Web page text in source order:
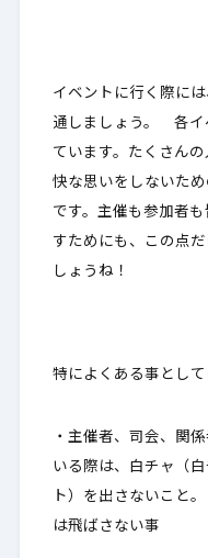
イベントに行く際に
通しましょう。 各イ
ています 。たくさん
快な思いをしないた
です。主催も参加者
すためにも、この点
しょうね！
特によくある事として
・主催者、司会、関
いる際は、白チャ（
ト）を出さないこと
は飛ばさない事